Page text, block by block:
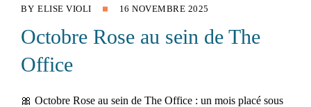
BY ELISE VIOLI 16 NOVEMBRE 2025
Octobre Rose au sein de The
Office
🎀 Octobre Rose au sein de The Office : un mois placé sous